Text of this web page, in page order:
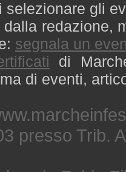
selezionare gli
redazione,
segnala un
di
di eventi,
presso Trib.